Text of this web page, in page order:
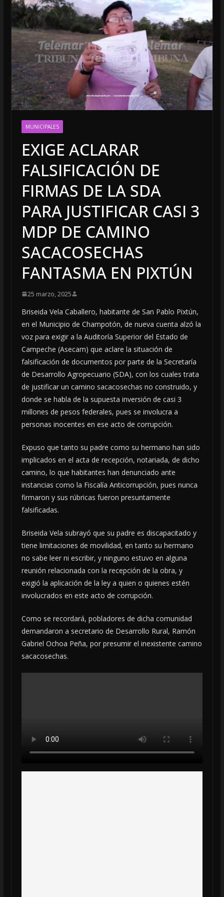
MUNICIPALES
EXIGE ACLARAR
FALSIFICACIÓN DE
FIRMAS DE LA SDA
PARA JUSTIFICAR CASI 3
MDP DE CAMINO
SACACOSECHAS
FANTASMA EN PIXTÚN
25 marzo, 2025
Briseida Vela Caballero, habitante de San Pablo Pixtún,
en el Municipio de Champotón, de nueva cuenta alzó la
voz para exigir a la Auditoría Superior del Estado de
Campeche (Asecam) que aclare la situación de
falsificación de documentos por parte de la Secretaría
de Desarrollo Agropecuario (SDA), con los cuales trata
de justificar un camino sacacosechas no construido, y
donde se habla de la supuesta inversión de casi 3
millones de pesos federales, pues se involucra a
personas inocentes en ese acto de corrupción.
Expuso que tanto su padre como su hermano han sido
implicados en el acta de recepción, notariada, de dicho
camino, lo que habitantes han denunciado ante
instancias como la Fiscalía Anticorrupción, pues nunca
firmaron y sus rúbricas fueron presuntamente
falsificadas.
Briseida Vela subrayó que su padre es discapacitado y
tiene limitaciones de movilidad, en tanto su hermano
no sabe leer ni escribir, y ninguno estuvo en alguna
reunión relacionada con la recepción de la obra, y
exigió la aplicación de la ley a quien o quienes estén
involucrados en este acto de corrupción.
Como se recordará, pobladores de dicha comunidad
demandaron a secretario de Desarrollo Rural, Ramón
Gabriel Ochoa Peña, por presumir el inexistente camino
sacacosechas.